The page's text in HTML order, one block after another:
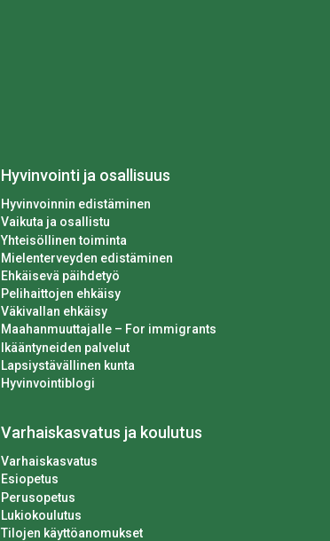
Hyvinvointi ja osallisuus
Hyvinvoinnin edistäminen
Vaikuta ja osallistu
Yhteisöllinen toiminta
Mielenterveyden edistäminen
Ehkäisevä päihdetyö
Pelihaittojen ehkäisy
Väkivallan ehkäisy
Maahanmuuttajalle – For immigrants
Ikääntyneiden palvelut
Lapsiystävällinen kunta
Hyvinvointiblogi
Varhaiskasvatus ja koulutus
Varhaiskasvatus
Esiopetus
Perusopetus
Lukiokoulutus
Tilojen käyttöanomukset